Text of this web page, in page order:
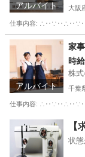
アルバイト 大阪
仕事内容: ∴‥∵‥∴‥∵‥ス
大阪 大阪市 ホ
アルバイト
家
時
株
千葉
仕事内容: ∴‥∵‥∴‥∵‥ス
千葉 我孫子市 【
状